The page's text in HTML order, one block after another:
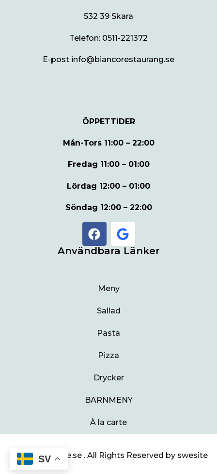
532 39 Skara
Telefon: 0511-221372
E-post info@biancorestaurang.se
ÖPPETTIDER
Mån-Tors 11:00 – 22:00
Fredag 11:00 – 01:00
Lördag 12:00 – 01:00
Söndag 12:00 – 22:00
Användbara Länker
Meny
Sallad
Pasta
Pizza
Drycker
BARNMENY
À la carte
© 2024 Swesite.se . All Rights Reserved by swesite
SV